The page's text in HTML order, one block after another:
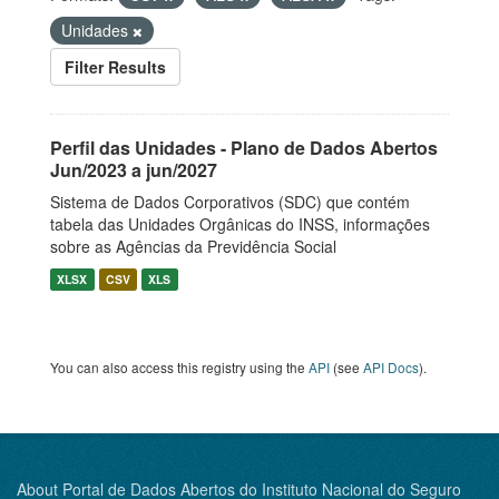
Unidades
Filter Results
Perfil das Unidades - Plano de Dados Abertos
Jun/2023 a jun/2027
Sistema de Dados Corporativos (SDC) que contém
tabela das Unidades Orgânicas do INSS, informações
sobre as Agências da Previdência Social
XLSX CSV XLS
You can also access this registry using the API (see API Docs).
About Portal de Dados Abertos do Instituto Nacional do Seguro